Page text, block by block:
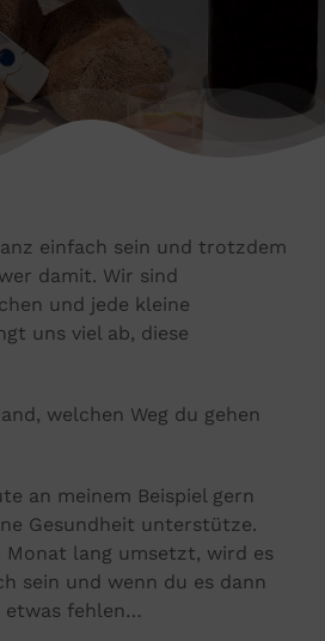
einfach sein und trotzdem
damit. Wir sind
und jede kleine
uns viel ab, diese
welchen Weg du gehen
an meinem Beispiel gern
Gesundheit unterstütze.
Monat lang umsetzt, wird es
sein und wenn du es dann
fehlen…